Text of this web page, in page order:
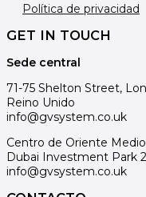
Política de privacidad
GET IN TOUCH
Sede central
71-75 Shelton Street,
Reino Unido
info@gvsystem.co.uk
Centro de Oriente Medio
Dubai Investment Park
info@gvsystem.co.uk